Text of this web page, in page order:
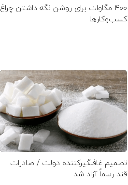
۴۰۰ مگاوات برای روشن نگه داشتن چراغ
کسب‌وکار‌ها
تصمیم غافلگیرکننده دولت / صادرات
قند رسماً آزاد شد